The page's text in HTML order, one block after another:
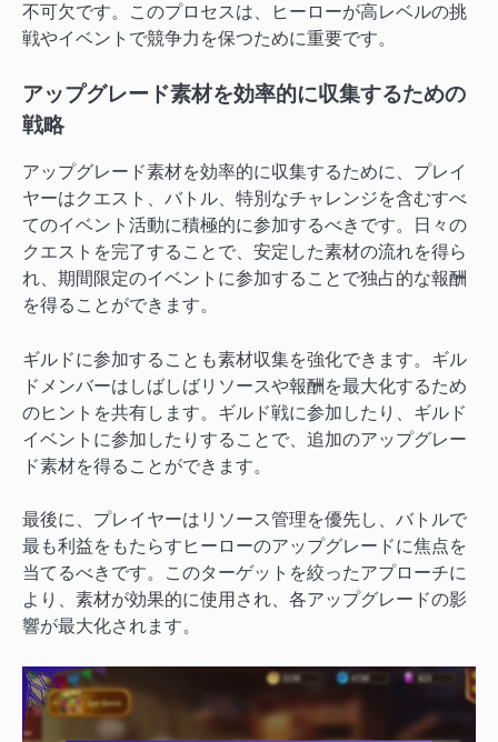
不可欠です。このプロセスは、ヒーローが高レベルの挑
戦やイベントで競争力を保つために重要です。
アップグレード素材を効率的に収集するための
戦略
アップグレード素材を効率的に収集するために、プレイ
ヤーはクエスト、バトル、特別なチャレンジを含むすべ
てのイベント活動に積極的に参加するべきです。日々の
クエストを完了することで、安定した素材の流れを得ら
れ、期間限定のイベントに参加することで独占的な報酬
を得ることができます。
ギルドに参加することも素材収集を強化できます。ギル
ドメンバーはしばしばリソースや報酬を最大化するため
のヒントを共有します。ギルド戦に参加したり、ギルド
イベントに参加したりすることで、追加のアップグレー
ド素材を得ることができます。
最後に、プレイヤーはリソース管理を優先し、バトルで
最も利益をもたらすヒーローのアップグレードに焦点を
当てるべきです。このターゲットを絞ったアプローチに
より、素材が効果的に使用され、各アップグレードの影
響が最大化されます。